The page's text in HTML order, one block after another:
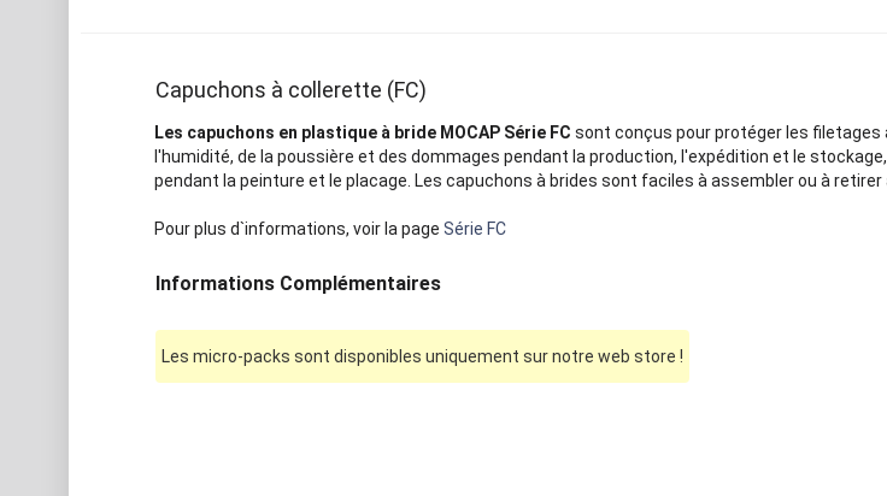
Capuchons à collerette (FC)
Les capuchons en plastique à bride MOCAP Série FC sont conçus pour protéger les
l'humidité, de la poussière et des dommages pendant la production, l'expédition et le
pendant la peinture et le placage. Les capuchons à brides sont faciles à assembler ou à
Pour plus d`informations, voir la page Série FC
Informations Complémentaires
Les micro-packs sont disponibles uniquement sur notre web store !